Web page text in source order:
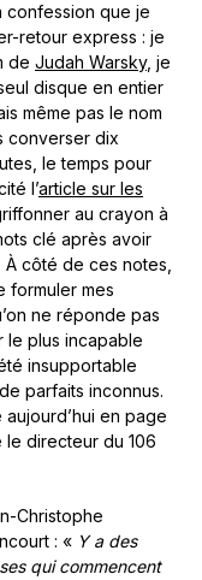
confession que je
retour express : je
de Judah Warsky, je
disque en entier
même pas le nom
converser dix
le temps pour
l’article sur les
au crayon à
clé après avoir
côté de ces notes,
formuler mes
ne réponde pas
le plus incapable
insupportable
parfaits inconnus.
en page
directeur du 106
Christophe
: « Y a des
qui commencent